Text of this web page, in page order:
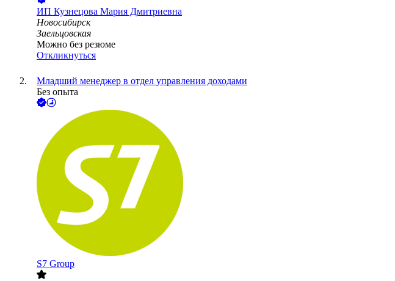
ИП Кузнецова Мария Дмитриевна
Новосибирск
Заельцовская
Можно без резюме
Откликнуться
Младший менеджер в отдел управления доходами
Без опыта
S7 Group